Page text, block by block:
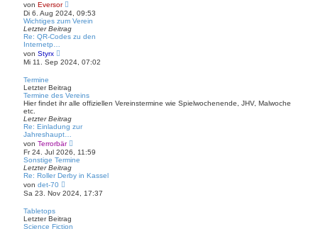
von Eversor
e
u
e
s
t
B
t
r
a
Di 6. Aug 2024, 09:53
Wichtiges zum Verein
Letzter Beitrag
Re: QR-Codes zu den
Internetp…
von Styrx
e
u
t
e
r
e
i
t
r
a
g
Mi 11. Sep 2024, 07:02
Termine
Letzter Beitrag
Termine des Vereins
Hier findet ihr alle offiziellen Vereinstermine wie Spielwochenende, JHV, Malwoche
etc.
Letzter Beitrag
Re: Einladung zur
Jahreshaupt…
von Terrorbär
u
e
t
r
Fr 24. Jul 2026, 11:59
Sonstige Termine
Letzter Beitrag
Re: Roller Derby in Kassel
von det-70
e
u
t
Sa 23. Nov 2024, 17:37
Tabletops
Letzter Beitrag
Science Fiction